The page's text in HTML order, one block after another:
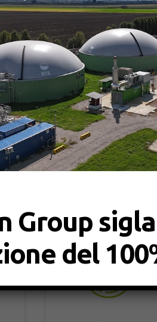
Siamo BTS
rinnovabili da
in base alle esigenze del
affinché l’impianto si
Group
del